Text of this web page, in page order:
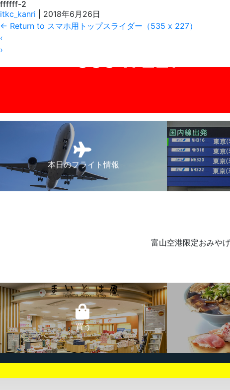
ffffff-2
itkc_kanri
2018年6月26日
← Return to スマホ用トップスライダー（535 x 227）
‹
›
本日のフライト情報
富山空港限定おみや
買う